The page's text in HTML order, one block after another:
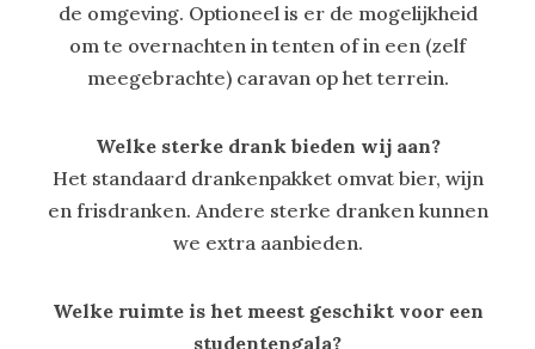
de omgeving. Optioneel is er de mogelijkheid
om te overnachten in tenten of in een (zelf
meegebrachte) caravan op het terrein.
Welke sterke drank bieden wij aan?
Het standaard drankenpakket omvat bier, wijn
en frisdranken. Andere sterke dranken kunnen
we extra aanbieden.
Welke ruimte is het meest geschikt voor een
studentengala?